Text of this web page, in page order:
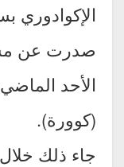
الإكوادوري
صدرت عن
الأحد
(كوورة).
جاء ذلك خلال